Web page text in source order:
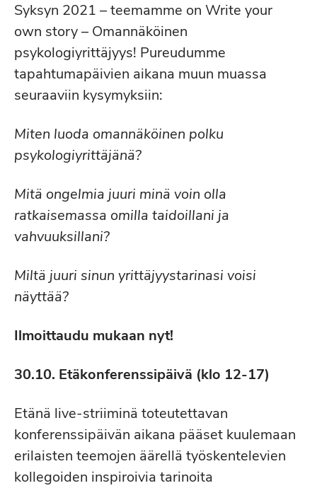
Syksyn 2021 – teemamme on Write your
own story – Omannäköinen
psykologiyrittäjyys! Pureudumme
tapahtumapäivien aikana muun muassa
seuraaviin kysymyksiin:
Miten luoda omannäköinen polku
psykologiyrittäjänä?
Mitä ongelmia juuri minä voin olla
ratkaisemassa omilla taidoillani ja
vahvuuksillani?
Miltä juuri sinun yrittäjyystarinasi voisi
näyttää?
Ilmoittaudu mukaan nyt!
30.10. Etäkonferenssipäivä (klo 12-17)
Etänä live-striiminä toteutettavan
konferenssipäivän aikana pääset kuulemaan
erilaisten teemojen äärellä työskentelevien
kollegoiden inspiroivia tarinoita